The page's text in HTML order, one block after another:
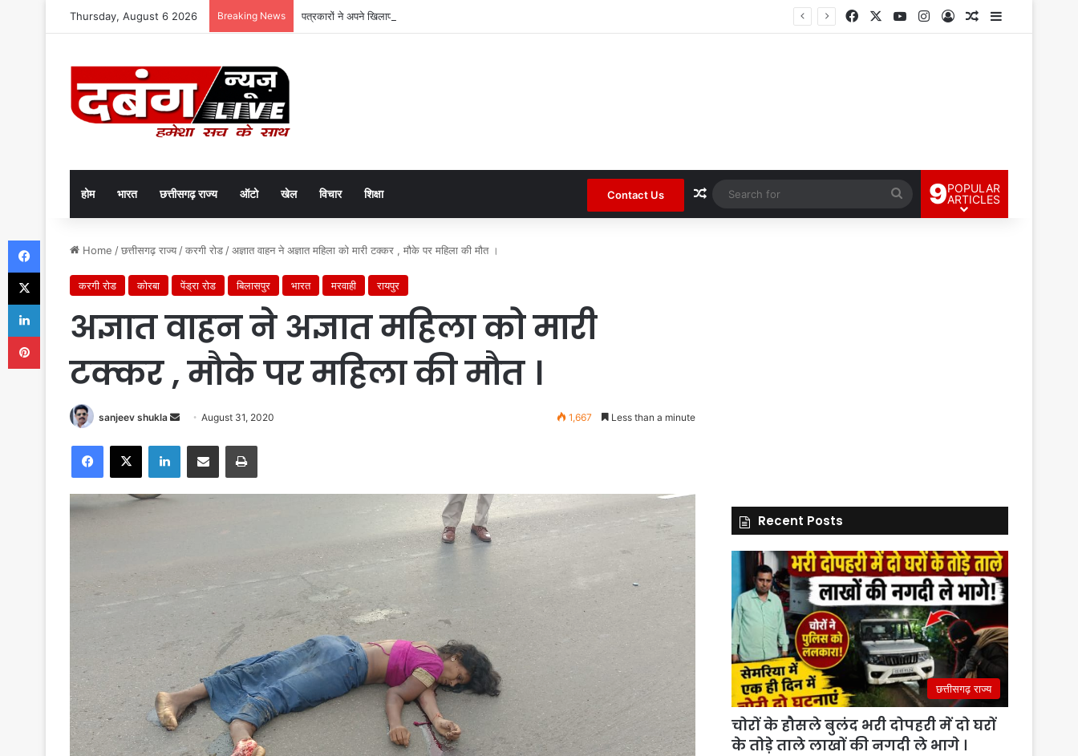
Thursday, August 6 2026 Breaking News पत्रकारों ने अपने खिलाफ हुई झुठी शिकायत के बाद रखा अपना पक्ष । FacebookYouTubeInstagram
Log InRandom Article
Sidebar
होम भारत छत्तीसगढ़ राज्य ऑटो खेल विचार शिक्षा Contact Us Random Article
Search
for
9POPULAR
ARTICLES
Home /छत्तीसगढ़ राज्य /करगी रोड /अज्ञात वाहन ने अज्ञात महिला को मारी टक्कर , मौके पर महिला की मौत ।
करगी रोड कोरबा पेंड्रा रोड बिलासपुर भारत मरवाही रायपुर
अज्ञात वाहन ने अज्ञात महिला को मारी
टक्कर , मौके पर महिला की मौत ।
sanjeev shukla
Send
email
August 31, 2020 1,667 Less than a minute
Facebook
X LinkedInShare via Email Print
Recent Posts
छत्तीसगढ़ राज्य
चोरों के हौसले बुलंद भरी दोपहरी में दो घरों
के तोड़े ताले लाखों की नगदी ले भागे ।
Facebook
X
LinkedIn
Pinterest